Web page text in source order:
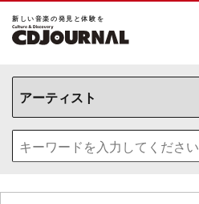
新しい⾳楽の発⾒と体験を